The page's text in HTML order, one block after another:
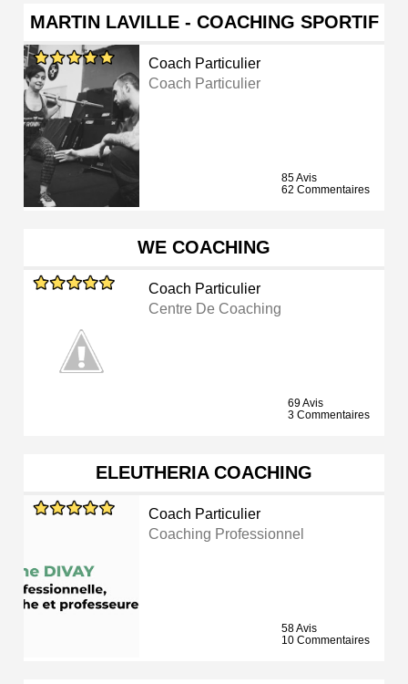
MARTIN LAVILLE - COACHING SPORTIF
Coach Particulier
Coach Particulier
85 Avis
62 Commentaires
WE COACHING
Coach Particulier
Centre De Coaching
69 Avis
3 Commentaires
ELEUTHERIA COACHING
Coach Particulier
Coaching Professionnel
58 Avis
10 Commentaires